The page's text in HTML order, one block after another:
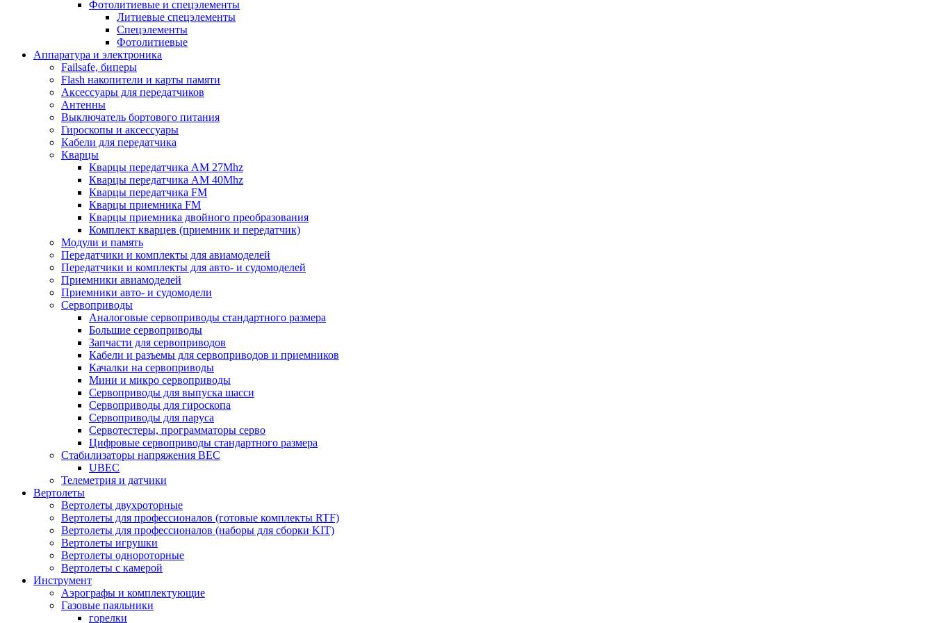
Фотолитиевые и спецэлементы
Литиевые спецэлементы
Спецэлементы
Фотолитиевые
Аппаратура и электроника
Failsafe, биперы
Flash накопители и карты памяти
Аксессуары для передатчиков
Антенны
Выключатель бортового питания
Гироскопы и аксессуары
Кабели для передатчика
Кварцы
Кварцы передатчика AM 27Mhz
Кварцы передатчика AM 40Mhz
Кварцы передатчика FM
Кварцы приемника FM
Кварцы приемника двойного преобразования
Комплект кварцев (приемник и передатчик)
Модули и память
Передатчики и комплекты для авиамоделей
Передатчики и комплекты для авто- и судомоделей
Приемники авиамоделей
Приемники авто- и судомодели
Сервоприводы
Аналоговые сервоприводы стандартного размера
Большие сервоприводы
Запчасти для сервоприводов
Кабели и разъемы для сервоприводов и приемников
Качалки на сервоприводы
Мини и микро сервоприводы
Сервоприводы для выпуска шасси
Сервоприводы для гироскопа
Сервоприводы для паруса
Сервотестеры, программаторы серво
Цифровые сервоприводы стандартного размера
Стабилизаторы напряжения BEC
UBEC
Телеметрия и датчики
Вертолеты
Вертолеты двухроторные
Вертолеты для профессионалов (готовые комплекты RTF)
Вертолеты для профессионалов (наборы для сборки KIT)
Вертолеты игрушки
Вертолеты однороторные
Вертолеты с камерой
Инструмент
Аэрографы и комплектующие
Газовые паяльники
горелки